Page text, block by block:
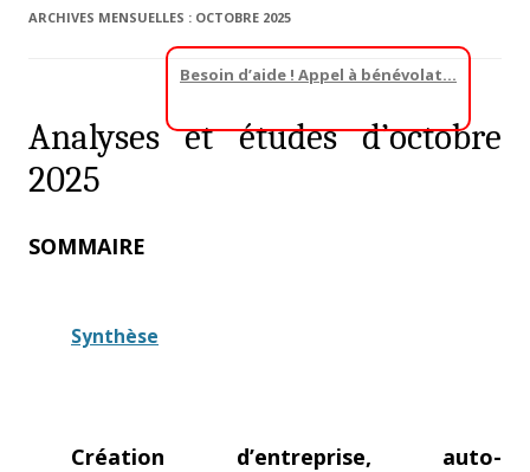
ARCHIVES MENSUELLES : OCTOBRE 2025
Analyses et études d’octobre
2025
SOMMAIRE
Synthèse
Création d’entreprise, auto-
Besoin d’aide ! Appel à bénévolat…